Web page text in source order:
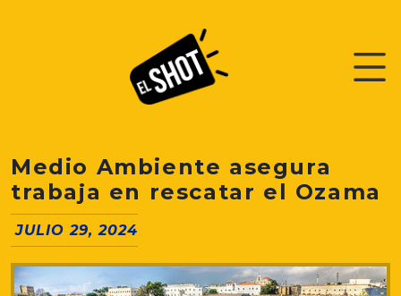
Medio Ambiente asegura
trabaja en rescatar el Ozama
JULIO 29, 2024